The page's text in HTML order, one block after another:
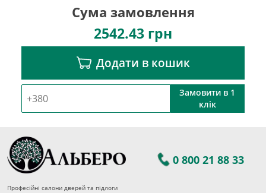
Сума замовлення
2542.43 грн
Додати в кошик
Замовити в 1
клік
0 800 21 88 33
Професійні салони дверей та підлоги